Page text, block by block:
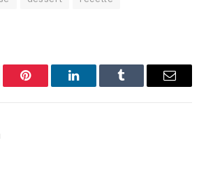
Pinterest LinkedInTumblr
E-